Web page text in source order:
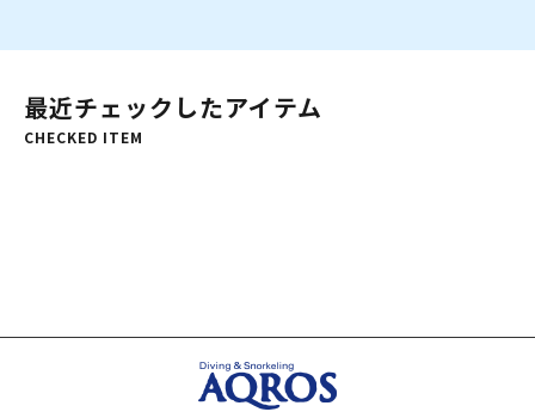
最近チェックしたアイテム
CHECKED ITEM